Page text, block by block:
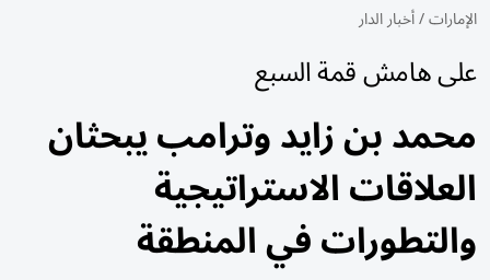
الإمارات/أخبار الدار
على هامش قمة السبع
محمد بن زايد وترامب يبحثان
العلاقات الاستراتيجية
والتطورات في المنطقة